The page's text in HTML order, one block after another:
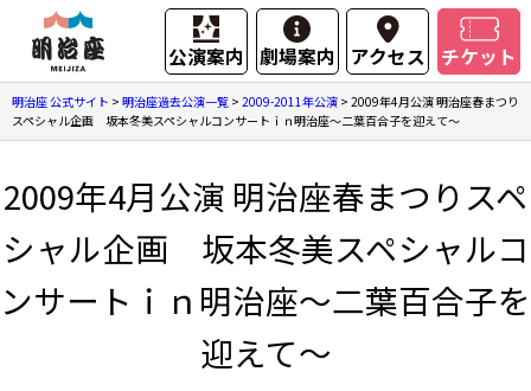
公演案内 劇場案内 アクセス チケット
明治座 公式サイト > 明治座過去公演一覧 > 2009-2011年公演 > 2009年4月公演 明治座春まつり
スペシャル企画 坂本冬美スペシャルコンサートｉｎ明治座～二葉百合子を迎えて～
2009年4月公演 明治座春まつりスペ
シャル企画 坂本冬美スペシャルコ
ンサートｉｎ明治座～二葉百合子を
迎えて～